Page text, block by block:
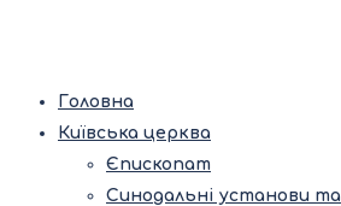
Головна
Київська церква
Єпископат
Синодальні установи та